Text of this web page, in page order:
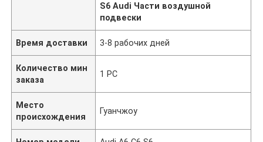
S6 Audi Части воздушной
подвески
Время доставки 3-8 рабочих дней
Количество мин
заказа
1 PC
Место
происхождения
Гуанчжоу